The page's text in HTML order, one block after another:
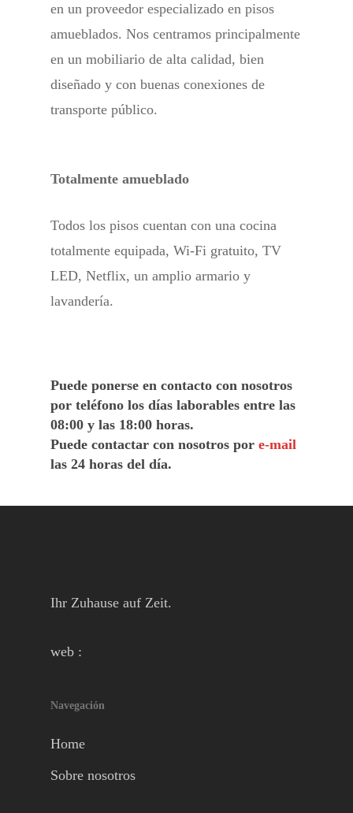
en un proveedor especializado en pisos
amueblados. Nos centramos principalmente
en un mobiliario de alta calidad, bien
diseñado y con buenas conexiones de
transporte público.
Totalmente amueblado
Todos los pisos cuentan con una cocina
totalmente equipada, Wi-Fi gratuito, TV
LED, Netflix, un amplio armario y
lavandería.
Puede ponerse en contacto con nosotros
por teléfono los días laborables entre las
08:00 y las 18:00 horas.
Puede contactar con nosotros pore-mail
las 24 horas del día.
Ihr Zuhause auf Zeit.
web :
Navegación
Home
Sobre nosotros